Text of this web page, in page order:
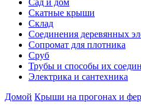
Сад и дом
Скатные крыши
Склад
Соединения деревянных
Сопромат для плотника
Сруб
Трубы и способы их
Электрика и сантехника
Домой Крыши на прогонах и